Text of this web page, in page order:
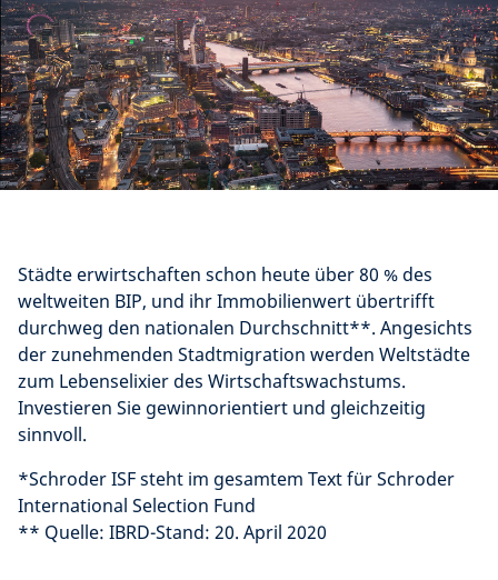
Städte erwirtschaften schon heute über 80 % des
weltweiten BIP, und ihr Immobilienwert übertrifft
durchweg den nationalen Durchschnitt**. Angesichts
der zunehmenden Stadtmigration werden Weltstädte
zum Lebenselixier des Wirtschaftswachstums.
Investieren Sie gewinnorientiert und gleichzeitig
sinnvoll.
*Schroder ISF steht im gesamtem Text für Schroder
International Selection Fund
** Quelle: IBRD-Stand: 20. April 2020